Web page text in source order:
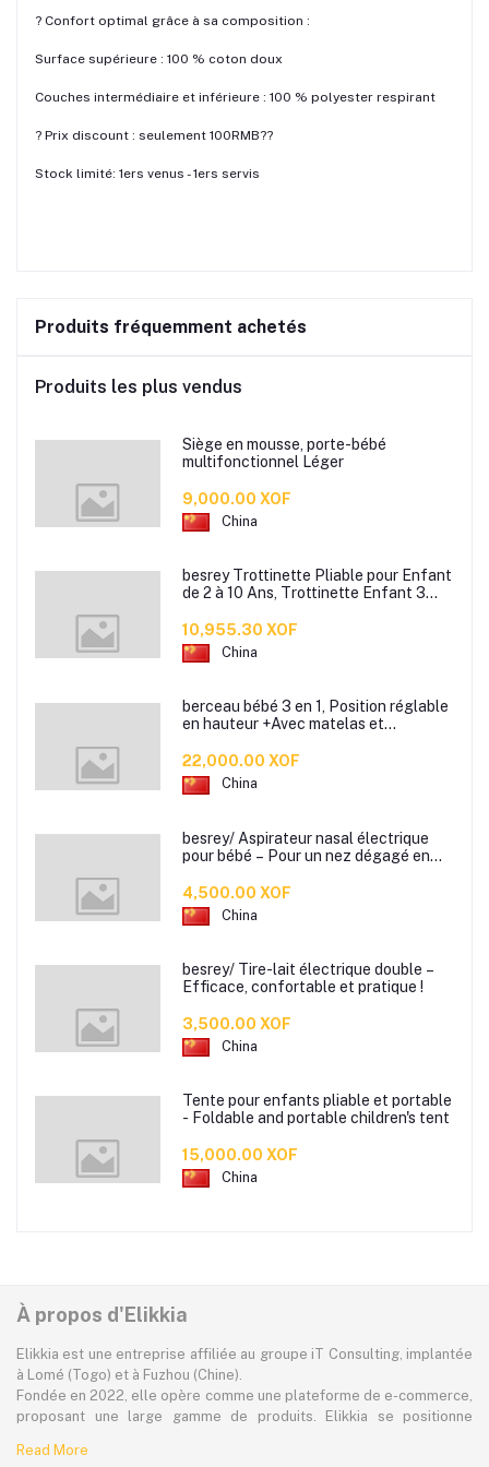
? Confort optimal grâce à sa composition :
Surface supérieure : 100 % coton doux
Couches intermédiaire et inférieure : 100 % polyester respirant
? Prix discount : seulement 100RMB??
Stock limité: 1ers venus - 1ers servis
Produits fréquemment achetés
Produits les plus vendus
Siège en mousse, porte-bébé
multifonctionnel Léger
9,000.00 XOF
China
besrey Trottinette Pliable pour Enfant
de 2 à 10 Ans, Trottinette Enfant 3
Lumineuses, Hauteur réglable
10,955.30 XOF
China
berceau bébé 3 en 1, Position réglable
en hauteur +Avec matelas et
22,000.00 XOF
China
besrey/ Aspirateur nasal électrique
pour bébé – Pour un nez dégagé en
4,500.00 XOF
China
besrey/ Tire-lait électrique double –
Efficace, confortable et pratique !
3,500.00 XOF
China
Tente pour enfants pliable et portable
- Foldable and portable children's tent
15,000.00 XOF
China
À propos d'Elikkia
Elikkia est une entreprise affiliée au groupe iT Consulting, implantée
à Lomé (Togo) et à Fuzhou (Chine).
Fondée en 2022, elle opère comme une plateforme de e-commerce,
proposant une large gamme de produits. Elikkia se positionne
offrant à la fois la possibilité d'acheter localement et directement
Read More